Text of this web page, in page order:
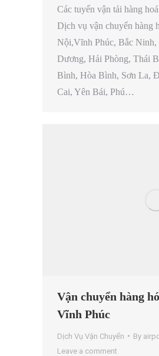
Các tuyến vận tải hàng
Dịch vụ vận chuyển hàng
Nội,Vĩnh Phúc, Bắc
Dương, Hải Phòng, Thái
Bình, Hòa Bình, Sơn La,
Cai, Yên Bái, Phú…
Vận chuyển hàng
Vĩnh Phúc
Dịch Vụ Vận Chuyển By
Leave a comment